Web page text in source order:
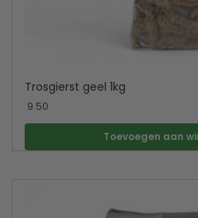
Trosgierst geel 1kg
9.50
Toevoegen aan